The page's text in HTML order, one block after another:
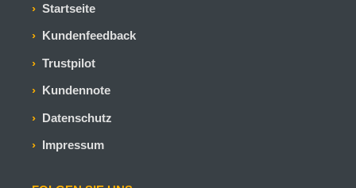
Startseite
Kundenfeedback
Trustpilot
Kundennote
Datenschutz
Impressum